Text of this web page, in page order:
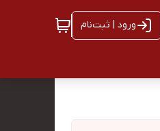
ورود | ثبت‌نام